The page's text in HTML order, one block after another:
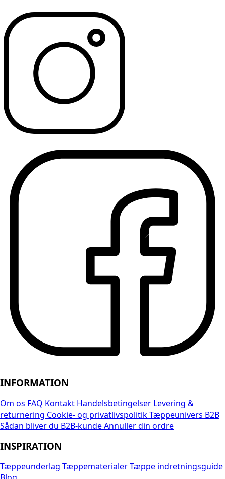
INFORMATION
Om os FAQ Kontakt Handelsbetingelser Levering &
returnering Cookie- og privatlivspolitikTæppeunivers B2B
Sådan bliver du B2B-kundeAnnuller din ordre
INSPIRATION
Tæppeunderlag TæppematerialerTæppe indretningsguide